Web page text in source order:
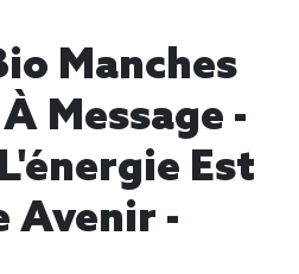
Manches
Message -
Est
Avenir -